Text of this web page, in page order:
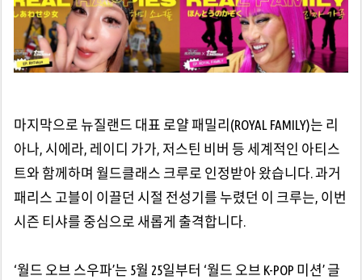
마지막으로 뉴질랜드 대표 로얄 패밀리(ROYAL FAMILY)는 리
아나, 시에라, 레이디 가가, 저스틴 비버 등 세계적인 아티스
트와 함께하며 월드클래스 크루로 인정받아 왔습니다. 과거
패리스 고블이 이끌던 시절 전성기를 누렸던 이 크루는, 이번
시즌 티샤를 중심으로 새롭게 출격합니다.
‘월드 오브 스우파’는 5월 25일부터 ‘월드 오브 K-POP 미션’ 글